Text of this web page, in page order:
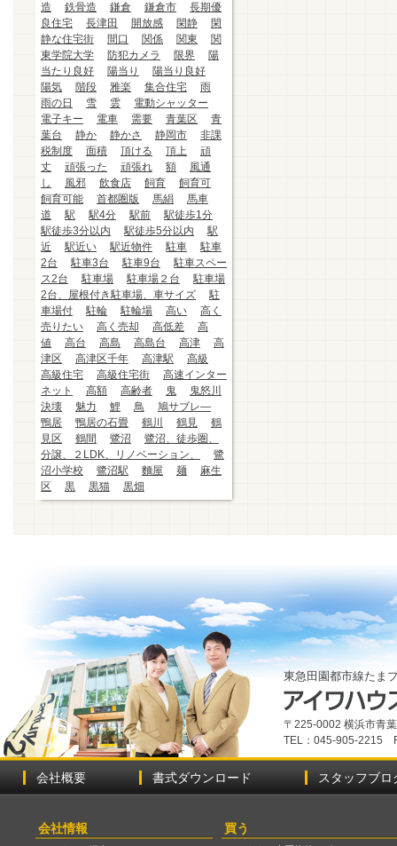
造
鉄骨造 鎌倉 鎌倉市
長期優
良住宅
長津田 開放感 閑静
閑
静な住宅街
間口 関係 関東
関
東学院大学
防犯カメラ 限界
陽
当たり良好
陽当り
陽当り良好
陽気
階段 雅楽 集合住宅
雨
雨の日
雪 雲
電動シャッター
電子キー
電車 需要 青葉区
青
葉台
静か 静かさ 静岡市
非課
税制度
面積 頂ける 頂上
頑
丈
頑張った 頑張れ 額
風通
し
風邪 飲食店 飼育
飼育可
飼育可能
首都圏版 馬絹
馬車
道
駅 駅4分 駅前
駅徒歩1分
駅徒歩3分以内
駅徒歩5分以内
駅
近
駅近い 駅近物件 駐車
駐車
2台
駐車3台 駐車9台
駐車スペー
ス2台
駐車場 駐車場２台
駐車場
2台、屋根付き駐車場、車サイズ
駐
車場付
駐輪 駐輪場 高い
高く
売りたい
高く売却 高低差
高
値
高台 高島 高島台 高津
高
津区
高津区千年 高津駅
高級
高級住宅
高級住宅街
高速インター
ネット
高額 高齢者 鬼
鬼怒川
決壊
魅力 鯉 鳥
鳩サブレ―
鴨居
鴨居の石畳 鶴川 鶴見
鶴
見区
鶴間 鷺沼
鷺沼、徒歩圏、
分譲、２LDK、リノベーション、
鷺
沼小学校
鷺沼駅 麵屋 麺
麻生
区
黒 黒猫 黒畑
東急田園都市線たま
〒225-0002 横浜市青
TEL：045-905-2215
会社概要 書式ダウンロード スタッフブロ
会社情報 買う